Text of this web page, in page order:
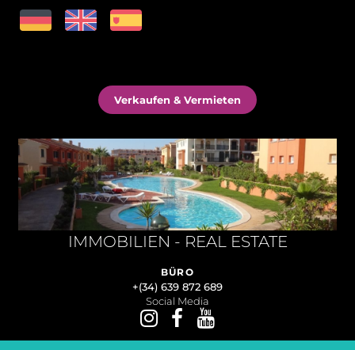
Verkaufen & Vermieten
IMMOBILIEN - REAL ESTATE
BÜRO
+(34) 639 872 689
Social Media